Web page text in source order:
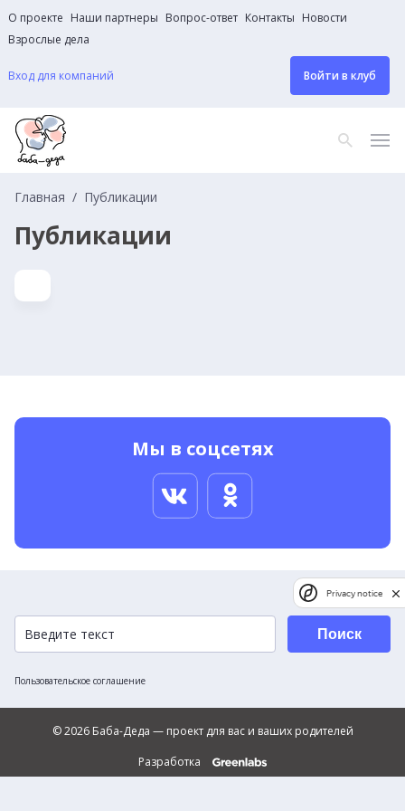
О проекте Наши партнеры Вопрос-ответ Контакты Новости
Взрослые дела
Вход для компаний Войти в клуб
Главная Публикации
Публикации
Мы в соцсетях
Пользовательское соглашение
Поиск
© 2026 Баба-Деда — проект для вас и ваших родителей
Разработка
Privacy notice